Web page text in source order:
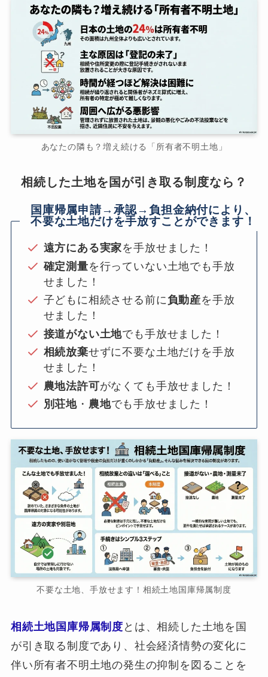
あなたの隣も？増え続ける「所有者不明土地」
相続した土地を国が引き取る制度なら？
国庫帰属申請→承認→負担金納付により、
不要な土地だけを手放すことができます！
遠方にある実家を手放せました！
確定測量を行っていない土地でも手放
せました！
子どもに相続させる前に負動産を手放
せました！
接道がない土地でも手放せました！
相続放棄せずに不要な土地だけを手放
せました！
農地法許可がなくても手放せました！
別荘地 ・ 農地でも手放せました！
不要な土地、手放せます！相続土地国庫帰属制度
相続土地国庫帰属制度 とは、相続した土地を国
が引き取る制度であり、社会経済情勢の変化に
伴い所有者不明土地の発生の抑制を図ることを